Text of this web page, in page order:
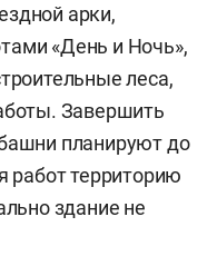
арки,
«День и Ночь»,
леса,
Завершить
планируют до
работ территорию
здание не